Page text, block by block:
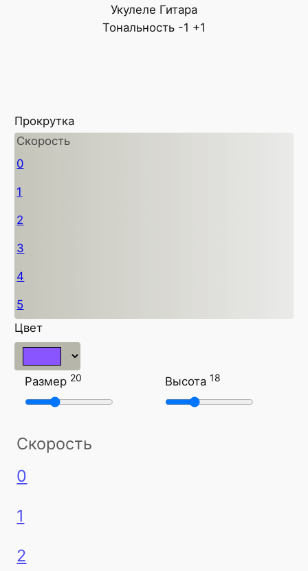
Укулеле Гитара
Тональность -1 +1
Прокрутка
Скорость
0
1
2
3
4
5
Цвет
Размер 20 Высота18
Скорость
0
1
2